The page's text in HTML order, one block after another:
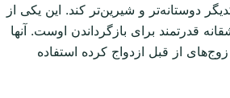
دوستانه‌تر و شیرین‌تر کند. این یکی از
قدرتمند برای بازگرداندن اوست. آنها
از قبل ازدواج کرده استفاده